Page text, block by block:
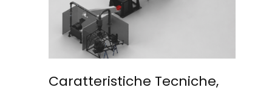
Caratteristiche Tecniche,